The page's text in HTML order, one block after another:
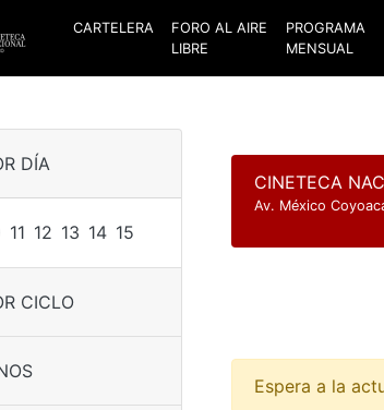
CARTELERA
FORO AL AIRE
LIBRE
PROGRAMA
MENSUAL
DÍA
11 12 13 14 15
CICLO
CINETECA
Av. México
Espera a la